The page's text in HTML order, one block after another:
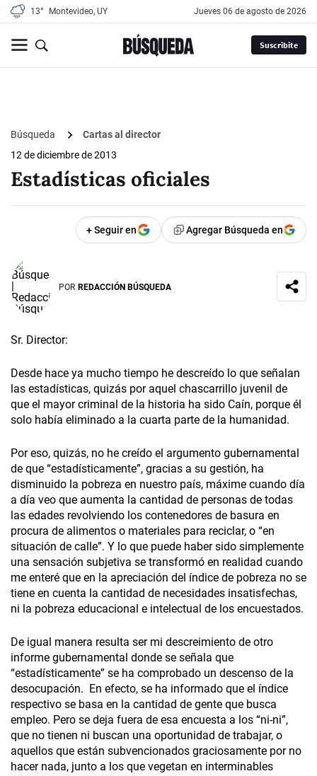
13° Montevideo, UY jueves 06 de agosto de 2026
Suscribite
Búsqueda
Cartas al director
12 de diciembre de 2013
Estadísticas oficiales
+ Seguir en Agregar Búsqueda en
POR REDACCIÓN BÚSQUEDA
Sr. Director:
Desde hace ya mucho tiempo he descreído lo que señalan
las estadísticas, quizás por aquel chascarrillo juvenil de
que el mayor criminal de la historia ha sido Caín, porque él
solo había eliminado a la cuarta parte de la humanidad.
Por eso, quizás, no he creído el argumento gubernamental
de que “estadísticamente”, gracias a su gestión, ha
disminuido la pobreza en nuestro país, máxime cuando día
a día veo que aumenta la cantidad de personas de todas
las edades revolviendo los contenedores de basura en
procura de alimentos o materiales para reciclar, o “en
situación de calle”. Y lo que puede haber sido simplemente
una sensación subjetiva se transformó en realidad cuando
me enteré que en la apreciación del índice de pobreza no se
tiene en cuenta la cantidad de necesidades insatisfechas,
ni la pobreza educacional e intelectual de los encuestados.
De igual manera resulta ser mi descreimiento de otro
informe gubernamental donde se señala que
“estadísticamente” se ha comprobado un descenso de la
desocupación. En efecto, se ha informado que el índice
respectivo se basa en la cantidad de gente que busca
empleo. Pero se deja fuera de esa encuesta a los “ni-ni”,
que no tienen ni buscan una oportunidad de trabajar, o
aquellos que están subvencionados graciosamente por no
hacer nada, junto a los que vegetan en interminables